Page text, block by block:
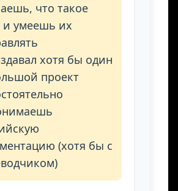
что такое
и умеешь их
хотя бы один
проект
(хотя бы с